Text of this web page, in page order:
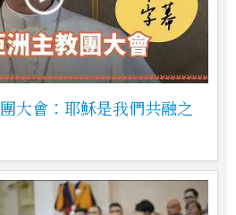
大會：耶穌是我們共融之